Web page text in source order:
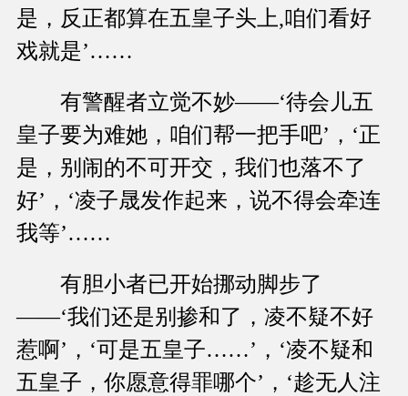
是，反正都算在五皇子头上,咱们看好
戏就是’……
有警醒者立觉不妙——‘待会儿五
皇子要为难她，咱们帮一把手吧’，‘正
是，别闹的不可开交，我们也落不了
好’，‘凌子晟发作起来，说不得会牵连
我等’……
有胆小者已开始挪动脚步了
——‘我们还是别掺和了，凌不疑不好
惹啊’，‘可是五皇子……’，‘凌不疑和
五皇子，你愿意得罪哪个’，‘趁无人注